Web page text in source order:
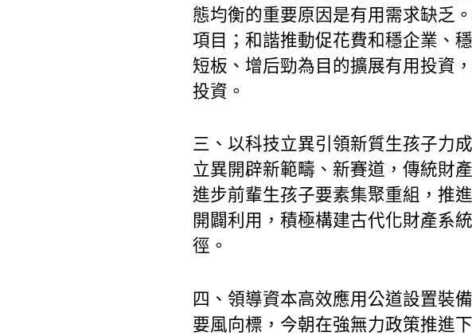
態均衡的重要原因是有用需求缺乏
項目；和諧推動促花費和穩企業、
短板、增后勁為目的擴展有用投資
投資。
三、以科技立異引領新質生孩子力
立異開辟新範疇、新賽道，傳統財
進步前輩生孩子要素集聚重組，推
開闢利用，積極構建古代化財產系
徑。
四、領導資本高效應用公道設置裝
要風向標，今朝在強無力政策推進